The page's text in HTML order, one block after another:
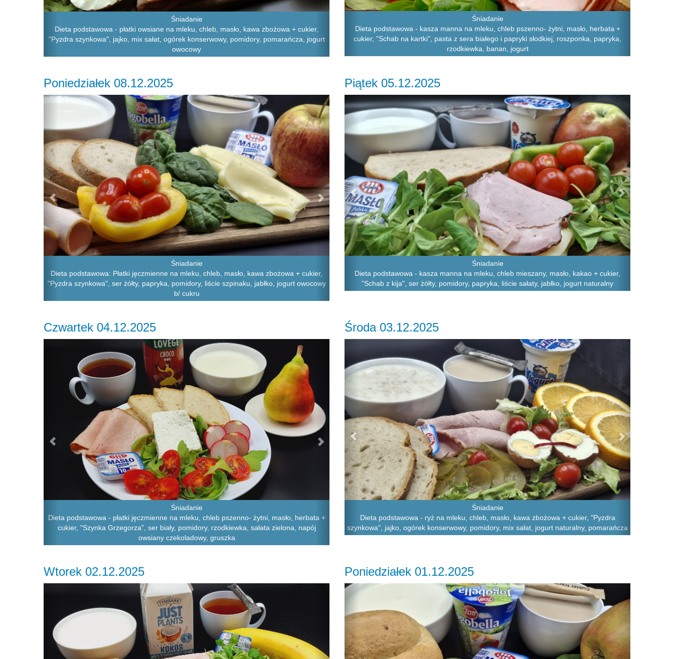
Śniadanie
Dieta podstawowa - płatki owsiane na mleku, chleb, masło, kawa zbożowa + cukier,
"Pyzdra szynkowa", jajko, mix sałat, ogórek konserwowy, pomidory, pomarańcza, jogurt
owocowy
Śniadanie
Dieta podstawowa - kasza manna na mleku, chleb pszenno- żytni, masło, herbata +
cukier, "Schab na kartki", pasta z sera białego i papryki słodkiej, roszponka, papryka,
rzodkiewka, banan, jogurt
Poniedziałek 08.12.2025
Śniadanie
Dieta podstawowa: Płatki jęczmienne na mleku, chleb, masło, kawa zbożowa + cukier,
"Pyzdra szynkowa", ser żółty, papryka, pomidory, liście szpinaku, jabłko, jogurt owocowy
b/ cukru
Previous Next
Piątek 05.12.2025
Śniadanie
Dieta podstawowa - kasza manna na mleku, chleb mieszany, masło, kakao + cukier,
"Schab z kija", ser żółty, pomidory, papryka, liście sałaty, jabłko, jogurt naturalny
Previous Next
Czwartek 04.12.2025
Śniadanie
Dieta podstawowa - płatki jęczmienne na mleku, chleb pszenno- żytni, masło, herbata +
cukier, "Szynka Grzegorza", ser biały, pomidory, rzodkiewka, sałata zielona, napój
owsiany czekoladowy, gruszka
Środa 03.12.2025
Śniadanie
Dieta podstawowa - ryż na mleku, chleb, masło, kawa zbożowa + cukier, "Pyzdra
szynkowa", jajko, ogórek konserwowy, pomidory, mix sałat, jogurt naturalny, pomarańcza
Wtorek 02.12.2025 Poniedziałek 01.12.2025
Previous